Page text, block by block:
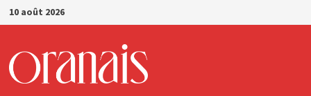
Passer
au
10 août 2026